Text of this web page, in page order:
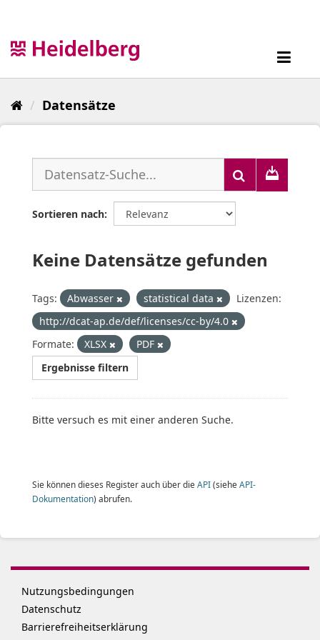
Datensätze
Sortieren nach
Keine Datensätze gefunden
Tags: Abwasser statistical data
Lizenzen:
http://dcat-ap.de/def/licenses/cc-by/4.0
Formate:
XLSX
PDF
Ergebnisse filtern
Bitte versuch es mit einer anderen Suche.
Sie können dieses Register auch über die API(siehe API-
Dokumentation) abrufen.
Nutzungsbedingungen
Datenschutz
Barrierefreiheitserklärung